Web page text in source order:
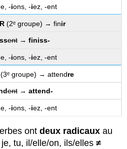
-ions, -iez, -ent
(2ᵉ groupe) → finir
ent → finiss-
-ions, -iez, -ent
(3ᵉ groupe) → attendre
ent → attend-
-ions, -iez, -ent
ontdeux radicaux au
tu, il/elle/on, ils/elles≠